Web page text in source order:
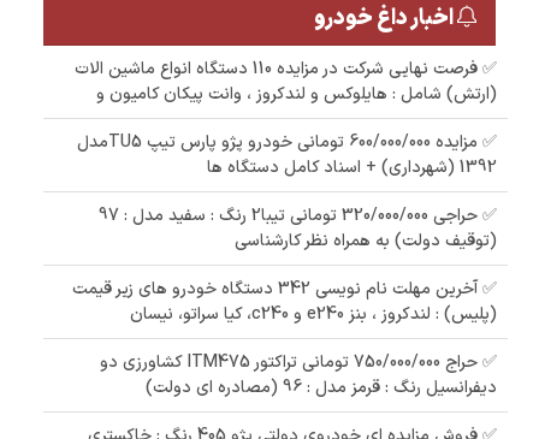
اخبار داغ خودرو
✅ فرصت نهایی شرکت در مزایده 110 دستگاه انواع ماشین الات
(ارتش) شامل : هایلوکس و لندکروز ، وانت پیکان کامیون و
✅ مزایده 600/000/000 تومانی خودرو پژو پارس تیپ TU5مدل
1392 (شهرداری) + اسناد کامل دستگاه ها
✅ حراجی 320/000/000 تومانی تیبا2 رنگ : سفید مدل : 97
(توقیف دولت) به همراه نظر کارشناسی
✅ آخرین مهلت نام نویسی 342 دستگاه خودرو های زیر قیمت
(پلیس) : لندکروز ، بنز e240 و c240، کیا سراتو، نیسان
✅ حراج 750/000/000 تومانی تراکتور ITM475 کشاورزی دو
دیفرانسیل رنگ : قرمز مدل : 96 (مصادره ای دولت)